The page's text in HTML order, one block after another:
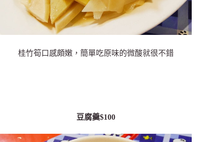
桂竹筍口感頗嫩，簡單吃原味的微酸就很不錯
豆腐羹$100